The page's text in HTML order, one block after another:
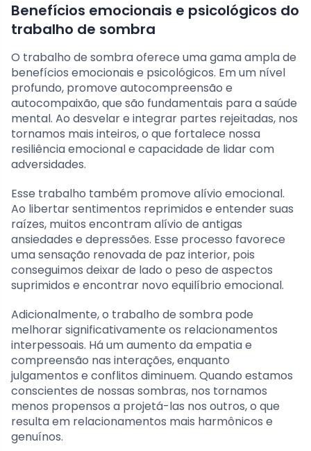
Benefícios emocionais e psicológicos do
trabalho de sombra
O trabalho de sombra oferece uma gama ampla de
benefícios emocionais e psicológicos. Em um nível
profundo, promove autocompreensão e
autocompaixão, que são fundamentais para a saúde
mental. Ao desvelar e integrar partes rejeitadas, nos
tornamos mais inteiros, o que fortalece nossa
resiliência emocional e capacidade de lidar com
adversidades.
Esse trabalho também promove alívio emocional.
Ao libertar sentimentos reprimidos e entender suas
raízes, muitos encontram alívio de antigas
ansiedades e depressões. Esse processo favorece
uma sensação renovada de paz interior, pois
conseguimos deixar de lado o peso de aspectos
suprimidos e encontrar novo equilíbrio emocional.
Adicionalmente, o trabalho de sombra pode
melhorar significativamente os relacionamentos
interpessoais. Há um aumento da empatia e
compreensão nas interações, enquanto
julgamentos e conflitos diminuem. Quando estamos
conscientes de nossas sombras, nos tornamos
menos propensos a projetá-las nos outros, o que
resulta em relacionamentos mais harmônicos e
genuínos.